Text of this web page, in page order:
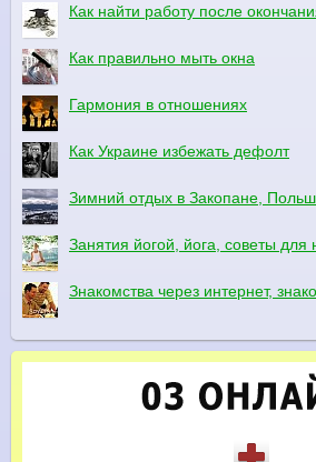
Как найти работу после
Как правильно мыть окна
Гармония в отношениях
Как Украине избежать дефолт
Зимний отдых в Закопане,
Занятия йогой, йога, советы
Знакомства через интернет,